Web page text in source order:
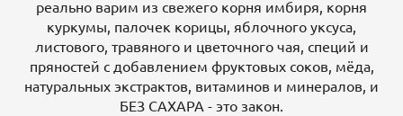
реально варим из свежего корня имбиря, корня
куркумы, палочек корицы, яблочного уксуса,
листового, травяного и цветочного чая, специй и
пряностей с добавлением фруктовых соков, мёда,
натуральных экстрактов, витаминов и минералов, и
БЕЗ САХАРА - это закон.